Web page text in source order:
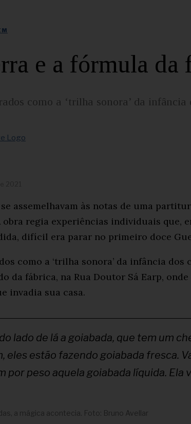
e a fórmula da
como a ‘trilha sonora’ da infância
assemelhavam às notas de uma
obra regia experiências individuais que,
difícil era parar no primeiro doce
como a ‘trilha sonora’ da infância
da fábrica, na Rua Doutor Sá Earp,
invadia sua casa.
lado de lá a goiabada, que tem um
eles estão fazendo goiabada fresca.
por peso aquela goiabada líquida. Ela
a mágica acontecia. Foto: Bruno Avellar